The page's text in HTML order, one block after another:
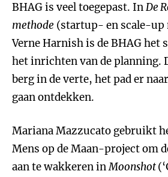
BHAG is veel toegepast. InDe
methode (startup- en scale-up
Verne Harnish is de BHAG het
het inrichten van de planning.
berg in de verte, het pad er
gaan ontdekken.
Mariana Mazzucato gebruikt
Mens op de Maan-project om
aan te wakkeren inMoonshot